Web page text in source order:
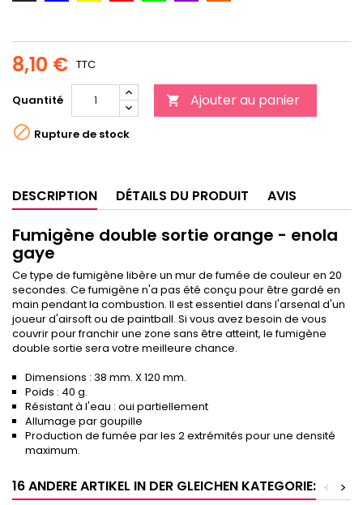
8,10 € TTC
Quantité  Ajouter au panier
 Rupture de stock
DESCRIPTION DÉTAILS DU PRODUIT AVIS
Fumigène double sortie orange - enola
gaye
Ce type de fumigène libère un mur de fumée de couleur en 20
secondes. Ce fumigène n'a pas été conçu pour être gardé en
main pendant la combustion. Il est essentiel dans l'arsenal d'un
joueur d'airsoft ou de paintball. Si vous avez besoin de vous
couvrir pour franchir une zone sans être atteint, le fumigène
double sortie sera votre meilleure chance.
Dimensions : 38 mm. X 120 mm.
Poids : 40 g.
Résistant à l'eau : oui partiellement
Allumage par goupille
Production de fumée par les 2 extrémités pour une densité
maximum.
16 ANDERE ARTIKEL IN DER GLEICHEN KATEGORIE: >
<